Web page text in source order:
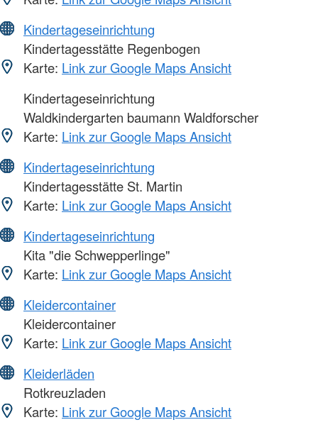
Kindertageseinrichtung
Kindertagesstätte Regenbogen
Karte: Link zur Google Maps Ansicht
Kindertageseinrichtung
Waldkindergarten baumann Waldforscher
Karte: Link zur Google Maps Ansicht
Kindertageseinrichtung
Kindertagesstätte St. Martin
Karte: Link zur Google Maps Ansicht
Kindertageseinrichtung
Kita "die Schwepperlinge"
Karte: Link zur Google Maps Ansicht
Kleidercontainer
Kleidercontainer
Karte: Link zur Google Maps Ansicht
Kleiderläden
Rotkreuzladen
Karte: Link zur Google Maps Ansicht